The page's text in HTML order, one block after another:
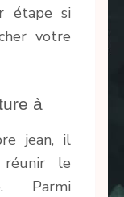
étape si
votre
à
jean, il
le
Parmi